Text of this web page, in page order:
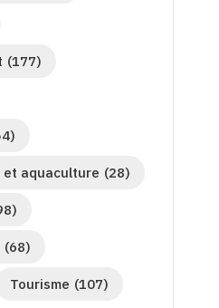
(177)
et aquaculture (28)
(68)
Tourisme (107)